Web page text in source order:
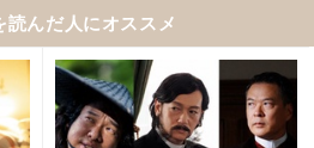
読んだ人にオススメ